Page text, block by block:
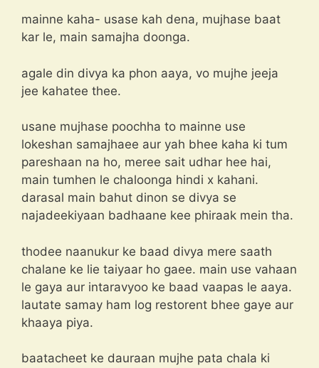
mainne kaha- usase kah dena, mujhase baat
kar le, main samajha doonga.
agale din divya ka phon aaya, vo mujhe jeeja
jee kahatee thee.
usane mujhase poochha to mainne use
lokeshan samajhaee aur yah bhee kaha ki tum
pareshaan na ho, meree sait udhar hee hai,
main tumhen le chaloonga hindi x kahani.
darasal main bahut dinon se divya se
najadeekiyaan badhaane kee phiraak mein tha.
thodee naanukur ke baad divya mere saath
chalane ke lie taiyaar ho gaee. main use vahaan
le gaya aur intaravyoo ke baad vaapas le aaya.
lautate samay ham log restorent bhee gaye aur
khaaya piya.
baatacheet ke dauraan mujhe pata chala ki